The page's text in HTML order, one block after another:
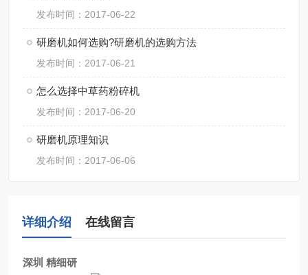
发布时间：2017-06-22
研磨机如何选购?研磨机的选购方法
发布时间：2017-06-21
怎么选择中草药粉碎机
发布时间：2017-06-20
研磨机原理知识
发布时间：2017-06-06
详细介绍 在线留言
深圳 精细研